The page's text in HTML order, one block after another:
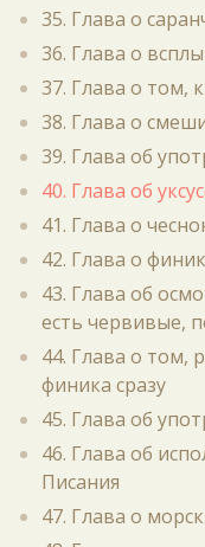
35. Глава о
36. Глава о
37. Глава о том,
38. Глава о
39. Глава об
40. Глава об
41. Глава о
42. Глава о
43. Глава об
есть червивые,
44. Глава о том,
финика сразу
45. Глава об
46. Глава об
Писания
47. Глава о